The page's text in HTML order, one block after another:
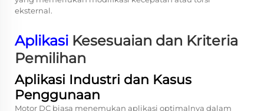
eksternal.
Aplikasi Kesesuaian dan Kriteria
Pemilihan
Aplikasi Industri dan Kasus
Penggunaan
Motor DC biasa menemukan aplikasi optimalnya dalam